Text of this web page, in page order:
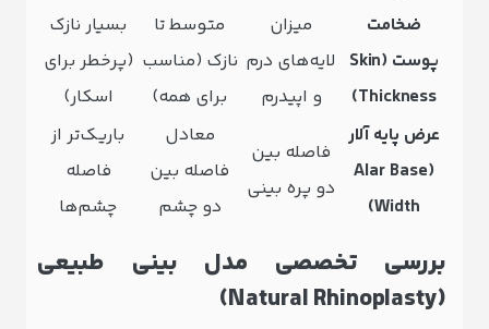
ضخامت
پوست (Skin
Thickness)
میزان
لایه‌های درم
و اپیدرم
متوسط تا
نازک (مناسب
برای همه)
بسیار نازک
(پرخطر برای
اسکار)
عرض پایه آلار
(Alar Base
Width)
فاصله بین
دو پره بینی
معادل
فاصله بین
دو چشم
باریک‌تر از
فاصله
چشم‌ها
بررسی تخصصی مدل بینی طبیعی